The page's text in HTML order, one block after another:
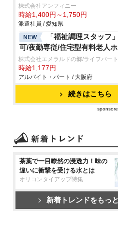
株式会社アンフィニー
時給1,400円～1,750円
派遣社員 / 愛知県
NEW
「福祉調理スタッフ
可/夜勤専従/住宅型有料老人
株式会社エメラルドの郷/ライフパー
時給1,177円
アルバイト・パート / 大阪府
続きはこちら
茶葉で一目瞭然の浸透力！味の
違いに衝撃を受ける水とは
オリコンタイアップ特集
新着トレンドをもっ